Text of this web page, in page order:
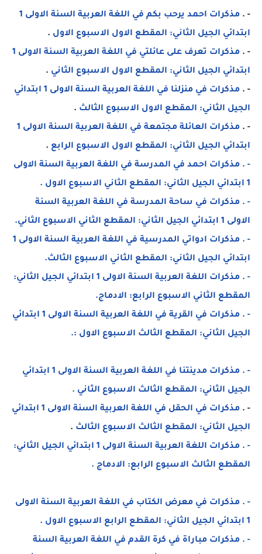
- .
مذكرات احمد يرحب بكم في اللغة العربية السنة الاولى 1
ابتدائي الجيل الثاني: المقطع الاول الاسبوع الاول .
- .
مذكرات تعرف على عائلتي في اللغة العربية السنة الاولى 1
ابتدائي الجيل الثاني: المقطع الاول الاسبوع الثاني .
- .
مذكرات في منزلنا في اللغة العربية السنة الاولى 1 ابتدائي
الجيل الثاني: المقطع الاول الاسبوع الثالث .
- .
مذكرات العائلة مجتمعة في اللغة العربية السنة الاولى 1
ابتدائي الجيل الثاني: المقطع الاول الاسبوع الرابع .
- . مذكرات احمد في المدرسة في اللغة العربية السنة الاولى
1 ابتدائي الجيل الثاني: المقطع الثاني الاسبوع الاول .
- . مذكرات في ساحة المدرسة في اللغة العربية السنة
الاولى 1 ابتدائي الجيل الثاني: المقطع الثاني الاسبوع الثاني.
- . مذكرات ادواتي المدرسية في اللغة العربية السنة الاولى 1
ابتدائي الجيل الثاني: المقطع الثاني الاسبوع الثالث.
- . مذكرات اللغة العربية السنة الاولى 1 ابتدائي الجيل الثاني:
المقطع الثاني الاسبوع الرابع: الادماج.
- . مذكرات في القرية في اللغة العربية السنة الاولى 1 ابتدائي
الجيل الثاني: المقطع الثالث الاسبوع الاول :.
- . مذكرات مدينتنا في اللغة العربية السنة الاولى 1 ابتدائي
الجيل الثاني: المقطع الثالث الاسبوع الثاني .
- .
مذكرات في الحقل في اللغة العربية السنة الاولى 1 ابتدائي
الجيل الثاني: المقطع الثالث الاسبوع الثالث .
- . مذكرات اللغة العربية السنة الاولى 1 ابتدائي الجيل الثاني:
المقطع الثالث الاسبوع الرابع: الادماج .
- . مذكرات في معرض الكتاب في اللغة العربية السنة الاولى
1 ابتدائي الجيل الثاني: المقطع الرابع الاسبوع الاول .
- . مذكرات مباراة في كرة القدم في اللغة العربية السنة